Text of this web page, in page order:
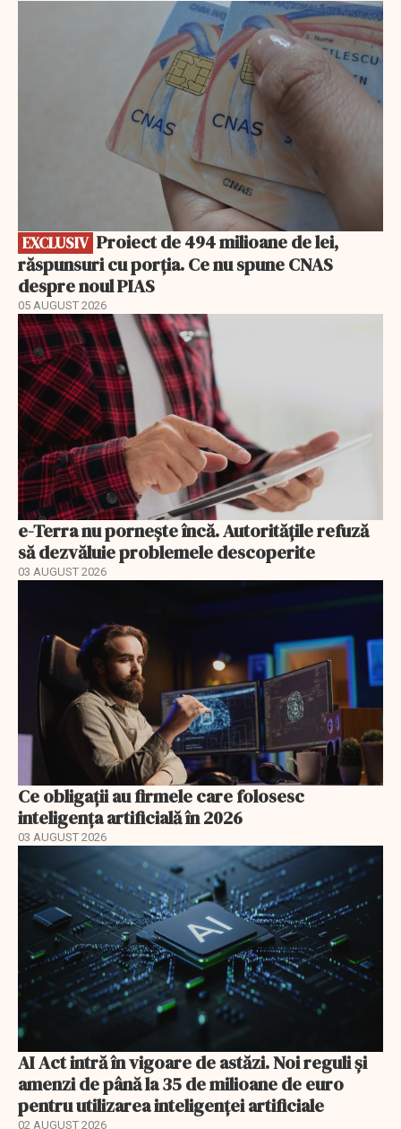
EXCLUSIV
răspunsuri cu porția. Ce nu spune CNAS
despre noul PIAS
05 AUGUST 2026
e-Terra nu pornește încă. Autoritățile refuză
să dezvăluie problemele descoperite
03 AUGUST 2026
Ce obligații au firmele care folosesc
inteligența artificială în 2026
03 AUGUST 2026
AI Act intră în vigoare de astăzi. Noi reguli și
amenzi de până la 35 de milioane de euro
pentru utilizarea inteligenței artificiale
02 AUGUST 2026